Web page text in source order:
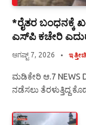
*ರೈತರ ಬಂಧನಕ್ಕೆ
ಎಸ್‍ಪಿ ಕಚೇರಿ
ಆಗಷ್ಟ್ 7, 2026
ಮಡಿಕೇರಿ ಆ.7
ನಡೆಸಲು ತೆರಳುತ್ತಿದ್ದ